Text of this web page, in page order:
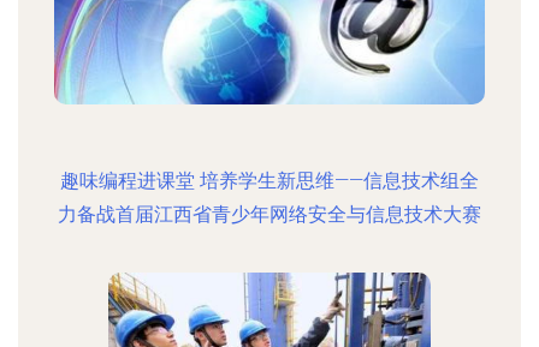
趣味编程进课堂 培养学生新思维——信息技术组全
力备战首届江西省青少年网络安全与信息技术大赛